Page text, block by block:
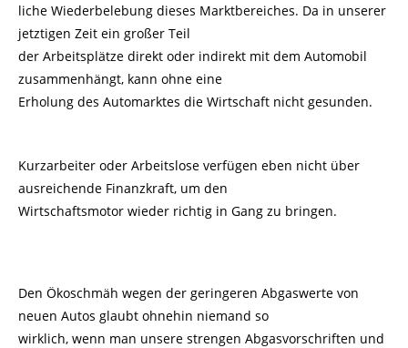
liche Wiederbelebung dieses Marktbereiches. Da in unserer
jetztigen Zeit ein großer Teil
der Arbeitsplätze direkt oder indirekt mit dem Automobil
zusammenhängt, kann ohne eine
Erholung des Automarktes die Wirtschaft nicht gesunden.
Kurzarbeiter oder Arbeitslose verfügen eben nicht über
ausreichende Finanzkraft, um den
Wirtschaftsmotor wieder richtig in Gang zu bringen.
Den Ökoschmäh wegen der geringeren Abgaswerte von
neuen Autos glaubt ohnehin niemand so
wirklich, wenn man unsere strengen Abgasvorschriften und